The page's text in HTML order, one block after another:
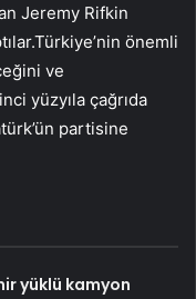
Jeremy Rifkin
önemli
ve
yüzyıla çağrıda
partisine
yüklü kamyon